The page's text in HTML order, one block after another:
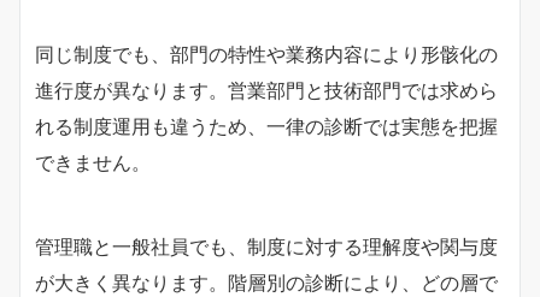
同じ制度でも、部門の特性や業務内容により形骸化の
進行度が異なります。営業部門と技術部門では求めら
れる制度運用も違うため、一律の診断では実態を把握
できません。
管理職と一般社員でも、制度に対する理解度や関与度
が大きく異なります。階層別の診断により、どの層で